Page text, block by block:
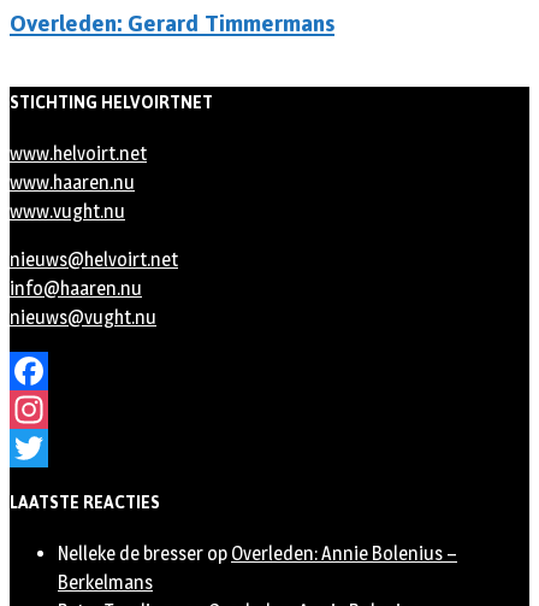
Overleden: Gerard Timmermans
STICHTING HELVOIRTNET
www.helvoirt.net
www.haaren.nu
www.vught.nu
nieuws@helvoirt.net
info@haaren.nu
nieuws@vught.nu
Facebook
Instagram
LAATSTE REACTIES
Nelleke de bresser op Overleden: Annie Bolenius –
Berkelmans